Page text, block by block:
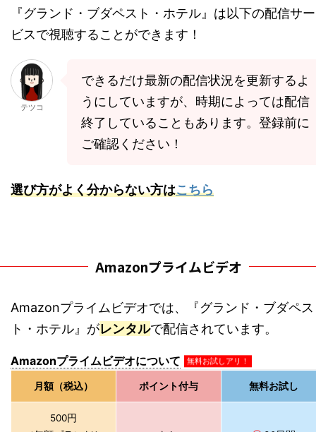
『グランド・ブダペスト・ホテル』は以下の配信サー
ビスで視聴することができます！
テツコ
できるだけ最新の配信状況を更新するよ
うにしていますが、時期によっては配信
終了していることもあります。登録前に
ご確認ください！
選び方がよく分からない方はこちら
Amazonプライムビデオ
Amazonプライムビデオでは、『グランド・ブダペス
ト・ホテル』がレンタルで配信されています。
Amazonプライムビデオについて 無料お試しアリ！
月額（税込） ポイント付与 無料お試し
500円